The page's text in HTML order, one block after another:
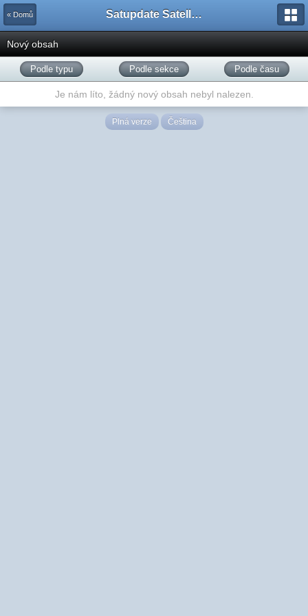
« Domů Satupdate Satellite Support Project
Nový obsah
Podle typu Podle sekce Podle času
Je nám líto, žádný nový obsah nebyl nalezen.
Plná verze Čeština